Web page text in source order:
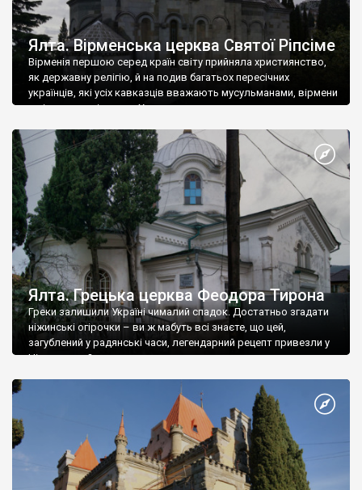
Ялта. Вірменська церква Святої Ріпсіме
Вірменія першою серед країн світу прийняла християнство,
як державну релігію, й на подив багатьох пересічних
українців, які усіх кавказців вважають мусульманами, вірмени
є відданими вірянами Христа
Ялта. Грецька церква Феодора Тирона
Греки залишили Україні чималий спадок. Достатньо згадати
ніжинські огірочки – ви ж мабуть всі знаєте, що цей,
загублений у радянські часи, легендарний рецепт привезли у
Ніжин греки?